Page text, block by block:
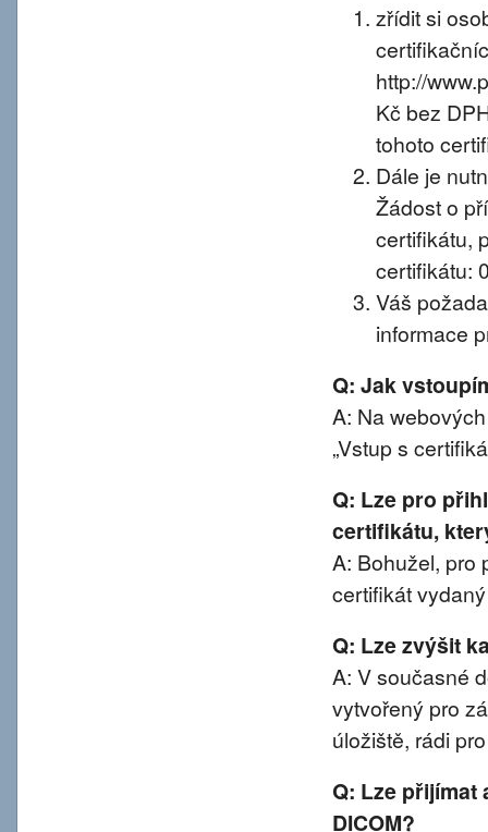
zřídit si
http://
Kč bez
tohoto
Dále je
Žádost o
certifikátu,
certifikátu:
Váš
informace
Q: Jak
A: Na
„Vstup s
Q: Lze pro
certifikátu,
A: Bohužel, pro
certifikát
Q: Lze zvýšit
A: V současné
vytvořený pro
úložiště, rádi
Q: Lze přijímat
DICOM?